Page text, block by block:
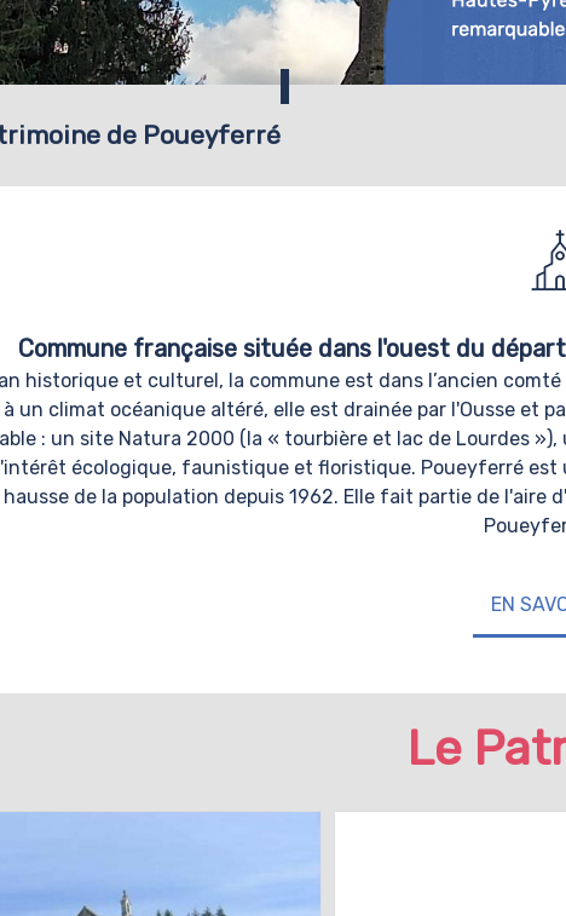
de Poueyferré
Commune française située dans l'ouest du
historique et culturel, la commune est dans l’ancien
à un climat océanique altéré, elle est drainée par l'Ousse et
: un site Natura 2000 (la « tourbière et lac de Lourdes
écologique, faunistique et floristique. Poueyferré est
de la population depuis 1962. Elle fait partie de
EN
Le